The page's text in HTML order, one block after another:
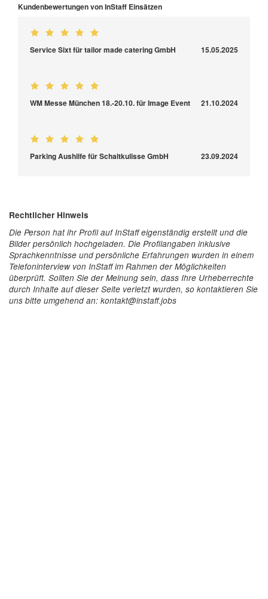
Kundenbewertungen von InStaff Einsätzen
Service Sixt für tailor made catering GmbH 15.05.2025
WM Messe München 18.-20.10. für Image Event 21.10.2024
Parking Aushilfe für Schaltkulisse GmbH 23.09.2024
Rechtlicher Hinweis
Die Person hat ihr Profil auf InStaff eigenständig erstellt und die
Bilder persönlich hochgeladen. Die Profilangaben inklusive
Sprachkenntnisse und persönliche Erfahrungen wurden in einem
Telefoninterview von InStaff im Rahmen der Möglichkeiten
überprüft. Sollten Sie der Meinung sein, dass Ihre Urheberrechte
durch Inhalte auf dieser Seite verletzt wurden, so kontaktieren Sie
uns bitte umgehend an: kontakt@instaff.jobs